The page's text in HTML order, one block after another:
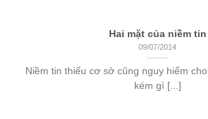
Hai mặt của niềm tin
09/07/2014
Niềm tin thiếu cơ sở cũng nguy hiểm
kém gì [...]